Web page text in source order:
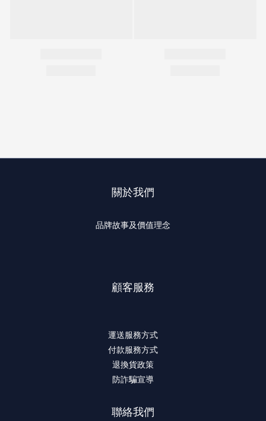
關於我們
品牌故事及價值理念
顧客服務
運送服務方式
付款服務方式
退換貨政策
防詐騙宣導
聯絡我們